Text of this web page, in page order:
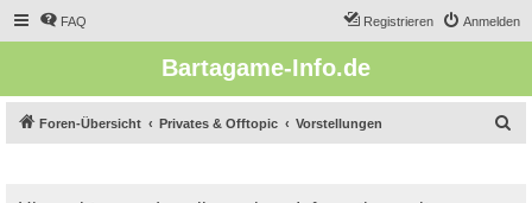
FAQ Anmelden
Registrieren
Bartagame-Info.de
Foren-Übersicht Privates & Offtopic Vorstellungen